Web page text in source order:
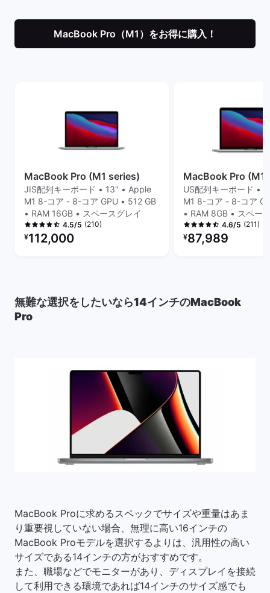
MacBook Pro（M1）をお得に購入！
MacBook Pro (M1 series)
JIS配列キーボード • 13" • Apple
M1 8-コア - 8-コア GPU • 512 GB
• RAM 16GB • スペースグレイ
4.5/5 (210)
リファービッシュ品の価格：
¥112,000
MacBook Pro (M1
US配列キーボード •
M1 8-コア - 8-コア
• RAM 8GB • スペー
4.6/5 (211)
リファービッシュ品の
¥87,989
無難な選択をしたいなら14インチのMacBook
Pro
MacBook Proに求めるスペックでサイズや重量はあま
り重要視していない場合、無理に高い16インチの
MacBook Proモデルを選択するよりは、汎用性の高い
サイズである14インチの方がおすすめです。
また、職場などでモニターがあり、ディスプレイを接続
して利用できる環境であれば14インチのサイズ感でも